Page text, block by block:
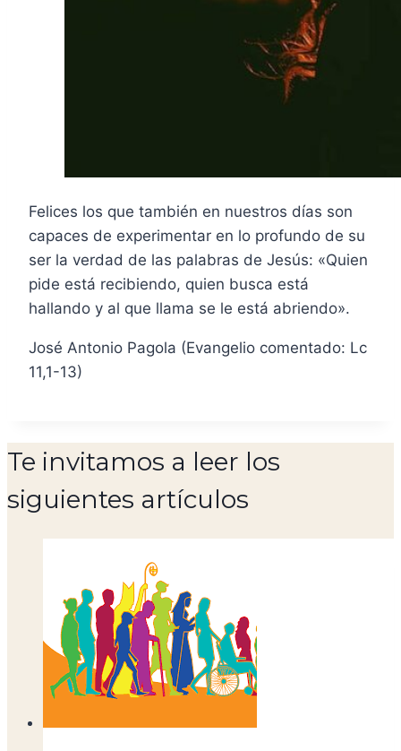
Felices los que también en nuestros días son
capaces de experimentar en lo profundo de su
ser la verdad de las palabras de Jesús: «Quien
pide está recibiendo, quien busca está
hallando y al que llama se le está abriendo».
José Antonio Pagola (Evangelio comentado: Lc
11,1-13)
Te invitamos a leer los
siguientes artículos